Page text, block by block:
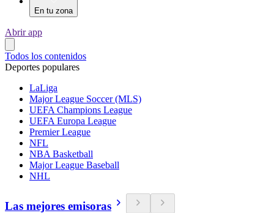
En tu zona
Abrir app
Todos los contenidos
Deportes populares
LaLiga
Major League Soccer (MLS)
UEFA Champions League
UEFA Europa League
Premier League
NFL
NBA Basketball
Major League Baseball
NHL
Las mejores emisoras